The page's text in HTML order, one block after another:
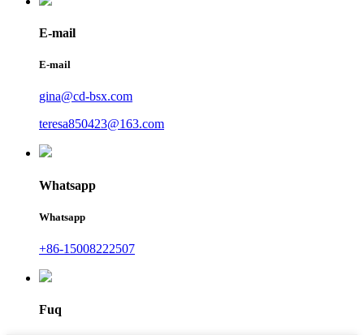
E-mail
E-mail
gina@cd-bsx.com
teresa850423@163.com
Whatsapp
Whatsapp
+86-15008222507
Fuq